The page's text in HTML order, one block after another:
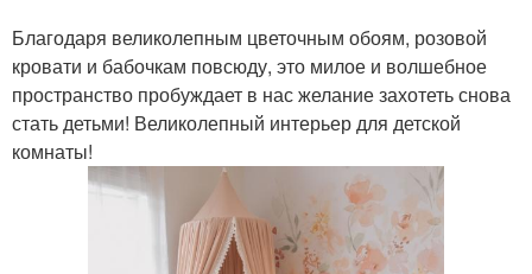
Благодаря великолепным цветочным обоям, розовой
кровати и бабочкам повсюду, это милое и волшебное
пространство пробуждает в нас желание захотеть снова
стать детьми! Великолепный интерьер для детской
комнаты!